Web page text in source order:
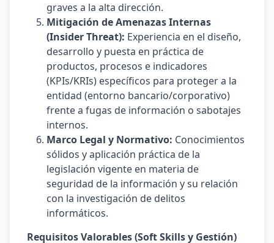
graves a la alta dirección.
Mitigación de Amenazas Internas
(Insider Threat): Experiencia en el diseño,
desarrollo y puesta en práctica de
productos, procesos e indicadores
(KPIs/KRIs) específicos para proteger a la
entidad (entorno bancario/corporativo)
frente a fugas de información o sabotajes
internos.
Marco Legal y Normativo: Conocimientos
sólidos y aplicación práctica de la
legislación vigente en materia de
seguridad de la información y su relación
con la investigación de delitos
informáticos.
Requisitos Valorables (Soft Skills y Gestión)